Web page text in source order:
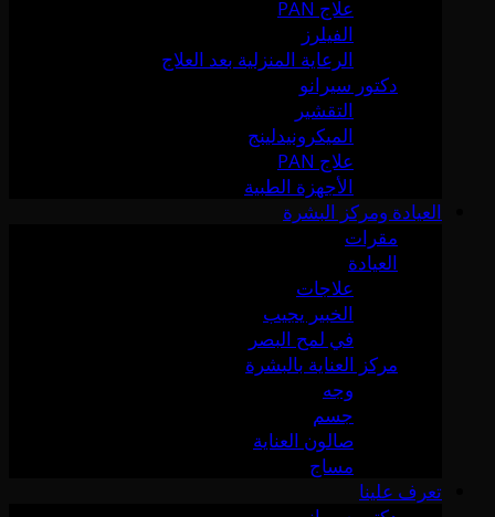
علاج PAN
الفيلرز
الرعاية المنزلية بعد العلاج
دكتور سيرانو
التقشير
الميكرونيدلينج
علاج PAN
الأجهزة الطبية
العيادة ومركز البشرة
مقرات
العيادة
علاجات
الخبير يجيب
في لمح البصر
مركز العناية بالبشرة
وجه
جسم
صالون العناية
مساج
تعرف علينا